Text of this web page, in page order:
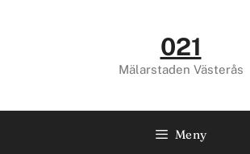
021
Mälarstaden Västerås
Meny